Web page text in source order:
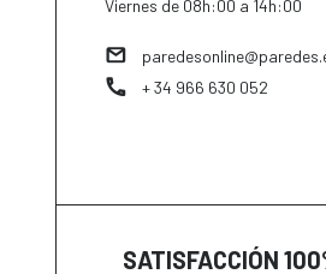
Viernes de 08h:00 a 14h:00
+ 34 966 630 052
SATISFACCIÓN